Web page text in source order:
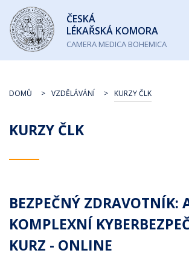
Česká
lékařská
komora
ČESKÁ
LÉKAŘSKÁ KOMORA
CAMERA MEDICA BOHEMICA
KURZY ČLK
DOMŮ VZDĚLÁVÁNÍ KURZY ČLK
BEZPEČNÝ ZDRAVOTNÍK:
KOMPLEXNÍ
KURZ - ONLINE